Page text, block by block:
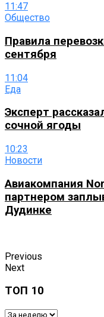
11:47
Общество
Правила
сентября
11:04
Еда
Эксперт
сочной ягоды
10:23
Новости
Авиакомпания
партнером
Дудинке
Previous
Next
ТОП 10